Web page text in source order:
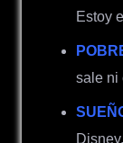
Estoy
sale ni